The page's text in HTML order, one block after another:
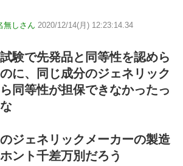
無しさん 2020/12/14(月) 12:23:14.34
験で先発品と同等性を認めら
に、同じ成分のジェネリック
同等性が担保できなかったっ
ジェネリックメーカーの製造
ント千差万別だろう